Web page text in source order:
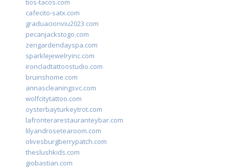
tios-tacos.com
cafecito-satx.com
graduacionviu2023.com
pecanjackstogo.com
zengardendayspa.com
sparklejewelryinc.com
ironcladtattoostudio.com
bruinshome.com
annascleaningsvc.com
wolfcitytattoo.com
oysterbayturkeytrot.com
lafronterarestauranteybar.com
lilyandrosetearoom.com
olivesburgberrypatch.com
theslushkids.com
giobastian.com